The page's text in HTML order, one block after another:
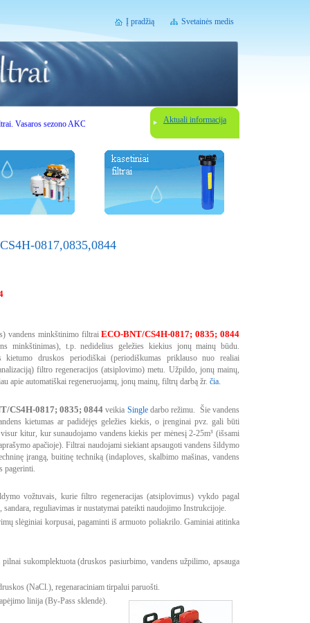
Svetainės medis
Į pradžią
sezono AKCIJOS. Gerbiami lankytojai, prieš užsisakydami vandens filtravimo
Aktuali informacija
0817,0835,0844
vandens minkštinimo filtraiECO-BNT/CS4H-0817; 0835; 0844
minkštinimas), t.p. nedidelius geležies kiekius jonų mainų būdu.
kietumo druskos periodiškai (periodiškumas priklauso nuo realiai
filtro regeneracijos (atsiplovimo) metu. Užpildo, jonų mainų,
apie automatiškai regeneruojamų, jonų mainų, filtrų darbą žr. čia.
CS4H-0817; 0835; 0844 veikia Singledarbo režimu. Šie vandens
kietumas ar padidėjęs geležies kiekis, o įrenginai pvz. gali būti
kitur, kur sunaudojamo vandens kiekis per mėnesį 2-25m³ (išsami
apačioje). Filtrai naudojami siekiant apsaugoti vandens šildymo
įrangą, buitinę techniką (indaploves, skalbimo mašinas, vandens
pagerinti.
vožtuvais, kurie filtro regeneracijas (atsiplovimus) vykdo pagal
reguliavimas ir nustatymai pateikti naudojimo Instrukcijoje.
slėginiai korpusai, pagaminti iš armuoto poliakrilo. Gaminiai atitinka
sukomplektuota (druskos pasiurbimo, vandens užpilimo, apsauga
(NaCl.), regenaraciniam tirpalui paruošti.
linija (By-Pass sklendė).